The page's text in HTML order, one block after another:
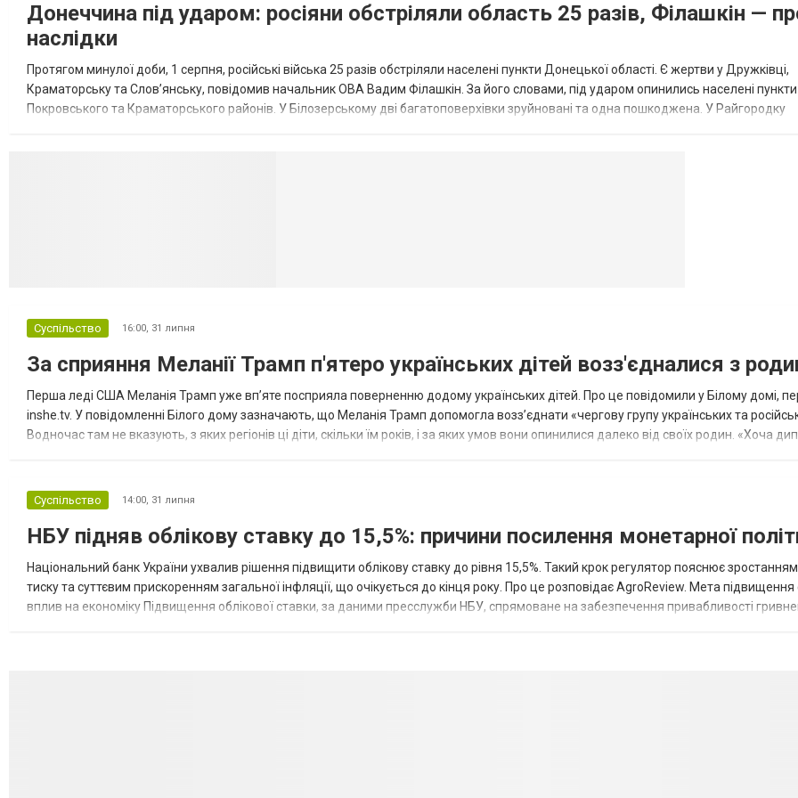
Донеччина під ударом: росіяни обстріляли область 25 разів, Філашкін —
наслідки
Протягом минулої доби, 1 серпня, російські війська 25 разів обстріляли населені пункти Донецької області. Є жертви у Дружківці,
Краматорську та Слов’янську, повідомив начальник ОВА Вадим Філашкін. За його словами, під ударом опинились населені пункти
Покровського та Краматорського районів. У Білозерському дві багатоповерхівки зруйновані та одна пошкоджена. У Райгородку
Суспільство 16:00, 31 липня
За сприяння Меланії Трамп п'ятеро українських дітей возз'єдналися з
Перша леді США Меланія Трамп уже впʼяте посприяла поверненню додому українських дітей. Про це повідомили у Білому домі,
inshe.tv. У повідомленні Білого дому зазначають, що Меланія Трамп допомогла возз’єднати «чергову групу українських та
Водночас там не вказують, з яких регіонів ці діти, скільки їм років, і за яких умов вони опинилися далеко від своїх родин. «Хоча
Суспільство 14:00, 31 липня
НБУ підняв облікову ставку до 15,5%: причини посилення монетарної
Національний банк України ухвалив рішення підвищити облікову ставку до рівня 15,5%. Такий крок регулятор пояснює
тиску та суттєвим прискоренням загальної інфляції, що очікується до кінця року. Про це розповідає AgroReview. Мета підвищення
вплив на економіку Підвищення облікової ставки, за даними пресслужби НБУ, спрямоване на забезпечення привабливості